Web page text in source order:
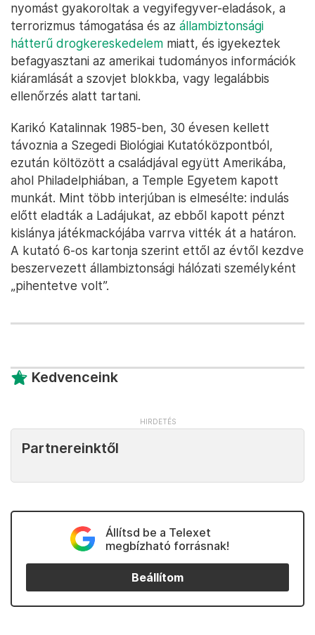
nyomást gyakoroltak a vegyifegyver-eladások, a
terrorizmus támogatása és az állambiztonsági
hátterű drogkereskedelem miatt, és igyekeztek
befagyasztani az amerikai tudományos információk
kiáramlását a szovjet blokkba, vagy legalábbis
ellenőrzés alatt tartani.
Karikó Katalinnak 1985-ben, 30 évesen kellett
távoznia a Szegedi Biológiai Kutatóközpontból,
ezután költözött a családjával együtt Amerikába,
ahol Philadelphiában, a Temple Egyetem kapott
munkát. Mint több interjúban is elmesélte: indulás
előtt eladták a Ladájukat, az ebből kapott pénzt
kislánya játékmackójába varrva vitték át a határon.
A kutató 6-os kartonja szerint ettől az évtől kezdve
beszervezett állambiztonsági hálózati személyként
„pihentetve volt”.
Kedvenceink
Partnereinktől
Állítsd be a Telexet
megbízható forrásnak!
Beállítom